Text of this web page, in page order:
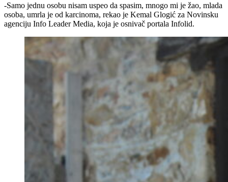
-Samo jednu osobu nisam uspeo da spasim, mnogo mi je žao, mlada
osoba, umrla je od karcinoma, rekao je Kemal Glogić za Novinsku
agenciju Info Leader Media, koja je osnivač portala Infolid.